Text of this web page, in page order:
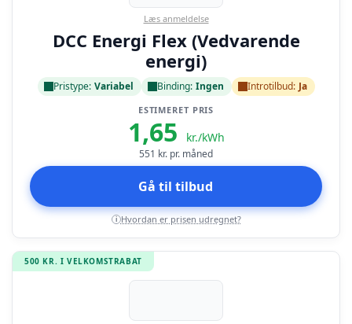
Læs anmeldelse
DCC Energi Flex (Vedvarende
energi)
Pristype: Variabel Binding: Ingen Introtilbud: Ja
ESTIMERET PRIS
1,65 kr./kWh
551 kr. pr. måned
Gå til tilbud
i Hvordan er prisen udregnet?
500 KR. I VELKOMSTRABAT